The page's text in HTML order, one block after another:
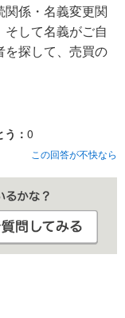
関係・名義変更関
して名義がご自
を探して、売買の
： 0
この回答が不快なら